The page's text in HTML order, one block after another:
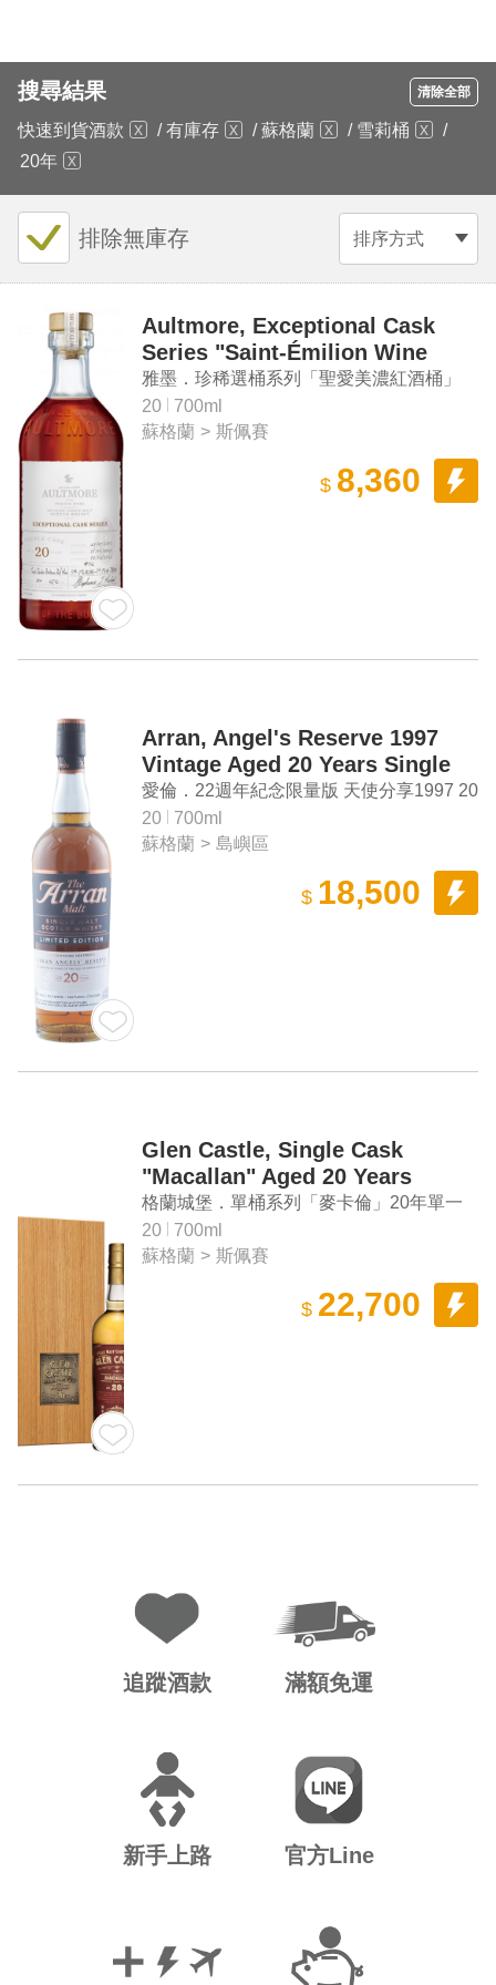
搜尋結果 清除全部
快速到貨酒款 / 有庫存 / 蘇格蘭 / 雪莉桶
/
20年
排序方式
排除無庫存
Aultmore, Exceptional Cask
Series "Saint-Émilion Wine
Cask" Aged 20 Years Speyside
Single Malt Scotch Whisky
雅墨．珍稀選桶系列「聖愛美濃紅酒桶」
20年斯佩賽單一麥芽蘇格蘭威士忌
20
700ml
蘇格蘭 > 斯佩賽
$ 8,360
Arran, Angel's Reserve 1997
Vintage Aged 20 Years Single
Malt Scotch Whisky
愛倫．22週年紀念限量版 天使分享1997 20
年單桶單一麥芽蘇格蘭威士忌
20
700ml
蘇格蘭 > 島嶼區
$ 18,500
Glen Castle, Single Cask
"Macallan" Aged 20 Years
Single Malt Scotch Whisky
格蘭城堡．單桶系列「麥卡倫」20年單一
麥芽蘇格蘭威士忌
20
700ml
蘇格蘭 > 斯佩賽
$ 22,700
追蹤酒款 滿額免運
新手上路 官方Line